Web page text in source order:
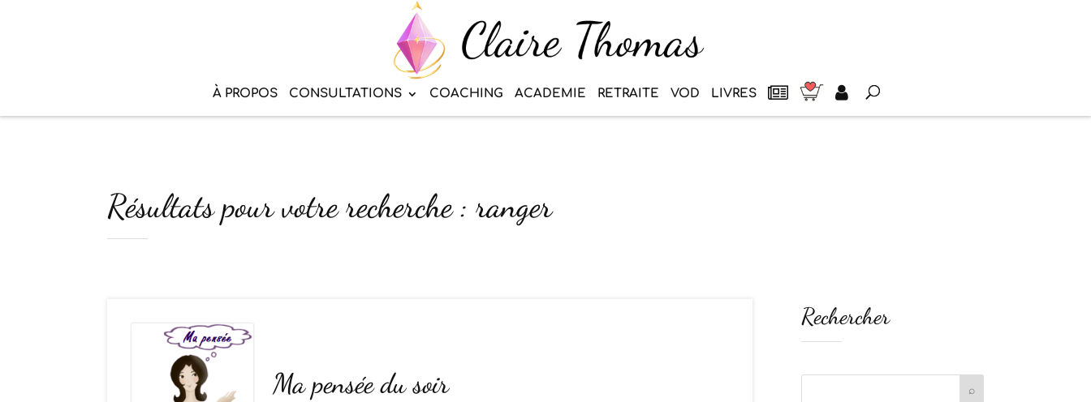
À PROPOS CONSULTATIONS COACHING ACADEMIE RETRAITE VOD LIVRES
Résultats pour votre recherche : ranger
Ma pensée du soir
Rechercher